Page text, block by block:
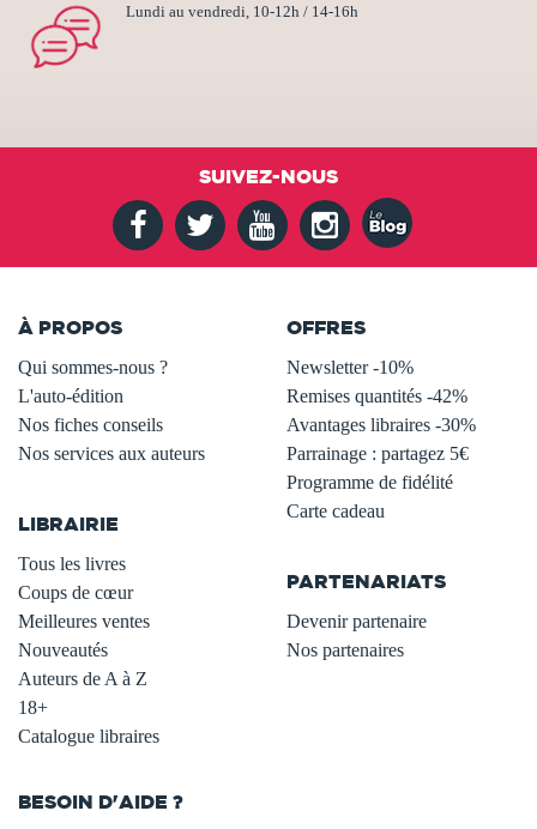
Lundi au vendredi, 10-12h / 14-16h
SUIVEZ-NOUS
À PROPOS
Qui sommes-nous ?
L'auto-édition
Nos fiches conseils
Nos services aux auteurs
LIBRAIRIE
Tous les livres
Coups de cœur
Meilleures ventes
Nouveautés
Auteurs de A à Z
18+
Catalogue libraires
OFFRES
Newsletter -10%
Remises quantités -42%
Avantages libraires -30%
Parrainage : partagez 5€
Programme de fidélité
Carte cadeau
PARTENARIATS
Devenir partenaire
Nos partenaires
BESOIN D'AIDE ?